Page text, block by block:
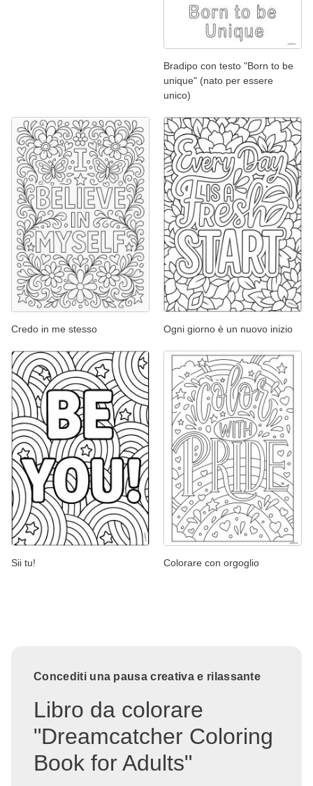
Bradipo con testo "Born to be
unique" (nato per essere
unico)
Credo in me stesso Ogni giorno è un nuovo inizio
Sii tu! Colorare con orgoglio
Concediti una pausa creativa e rilassante
Libro da colorare
"Dreamcatcher Coloring
Book for Adults"